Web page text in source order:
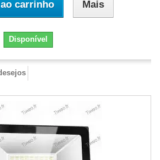
carrinho Mais
Disponível